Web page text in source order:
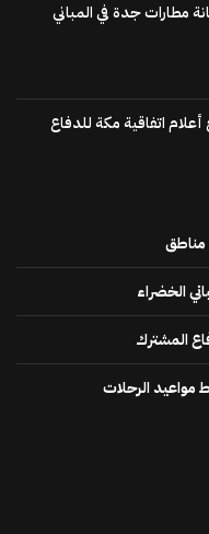
مطارات جدة في المباني
اتفاقية مكة للدفاع
الخضراء
المشترك
مواعيد الرحلات